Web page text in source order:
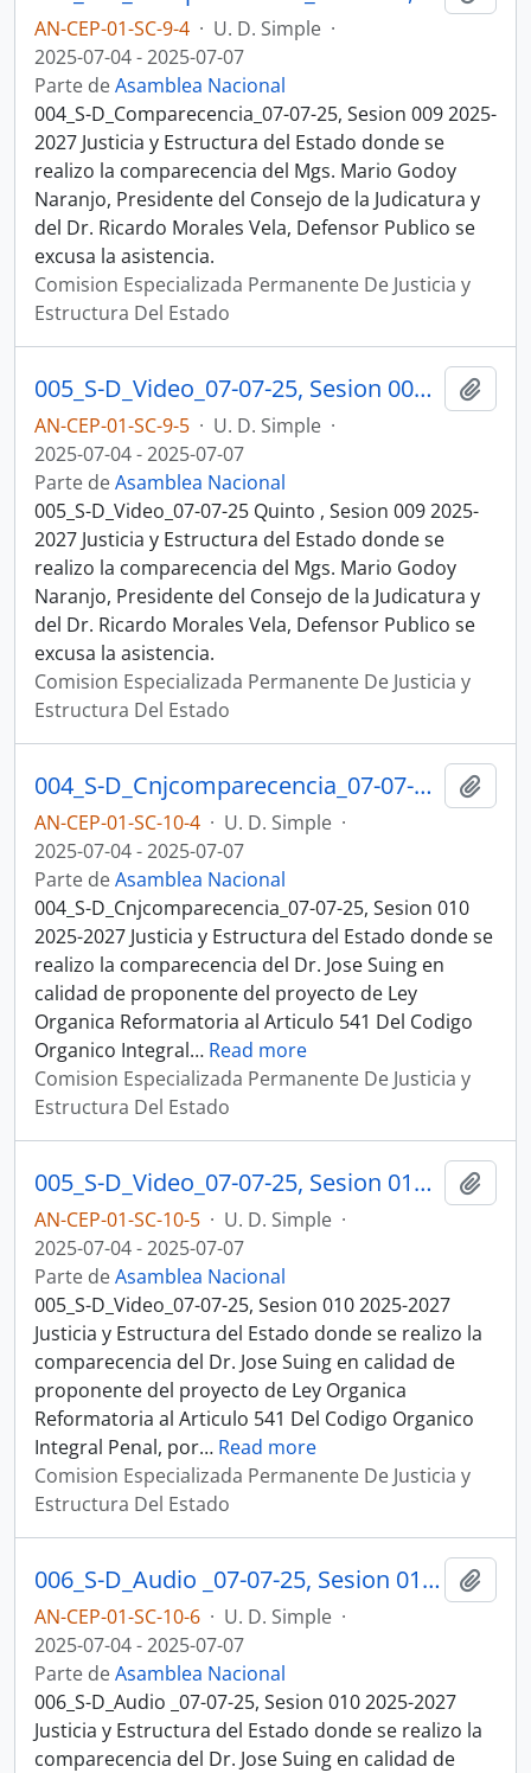
AN-CEP-01-SC-9-4 · U. D. Simple ·
2025-07-04 - 2025-07-07
Parte deAsamblea Nacional
004_S-D_Comparecencia_07-07-25, Sesion 009 2025-
2027 Justicia y Estructura del Estado donde se
realizo la comparecencia del Mgs. Mario Godoy
Naranjo, Presidente del Consejo de la Judicatura y
del Dr. Ricardo Morales Vela, Defensor Publico se
excusa la asistencia.
Comision Especializada Permanente De Justicia y
Estructura Del Estado
005_S-D_Video_07-07-25, Sesion 009 Justicia y Estructura del Estado
AN-CEP-01-SC-9-5 · U. D. Simple ·
2025-07-04 - 2025-07-07
Parte deAsamblea Nacional
005_S-D_Video_07-07-25 Quinto , Sesion 009 2025-
2027 Justicia y Estructura del Estado donde se
realizo la comparecencia del Mgs. Mario Godoy
Naranjo, Presidente del Consejo de la Judicatura y
del Dr. Ricardo Morales Vela, Defensor Publico se
excusa la asistencia.
Comision Especializada Permanente De Justicia y
Estructura Del Estado
004_S-D_Cnjcomparecencia_07-07-25, Sesion 010 Justicia y Estructura del Estado
AN-CEP-01-SC-10-4 · U. D. Simple ·
2025-07-04 - 2025-07-07
Parte deAsamblea Nacional
004_S-D_Cnjcomparecencia_07-07-25, Sesion 010
2025-2027 Justicia y Estructura del Estado donde se
realizo la comparecencia del Dr. Jose Suing en
calidad de proponente del proyecto de Ley
Organica Reformatoria al Articulo 541 Del Codigo
Organico Integral… Read more
Comision Especializada Permanente De Justicia y
Estructura Del Estado
005_S-D_Video_07-07-25, Sesion 010 Justicia y Estructura del Estado
AN-CEP-01-SC-10-5 · U. D. Simple ·
2025-07-04 - 2025-07-07
Parte deAsamblea Nacional
005_S-D_Video_07-07-25, Sesion 010 2025-2027
Justicia y Estructura del Estado donde se realizo la
comparecencia del Dr. Jose Suing en calidad de
proponente del proyecto de Ley Organica
Reformatoria al Articulo 541 Del Codigo Organico
Integral Penal, por… Read more
Comision Especializada Permanente De Justicia y
Estructura Del Estado
006_S-D_Audio _07-07-25, Sesion 010 Justicia y Estructura del Estado
AN-CEP-01-SC-10-6 · U. D. Simple ·
2025-07-04 - 2025-07-07
Parte deAsamblea Nacional
006_S-D_Audio _07-07-25, Sesion 010 2025-2027
Justicia y Estructura del Estado donde se realizo la
comparecencia del Dr. Jose Suing en calidad de